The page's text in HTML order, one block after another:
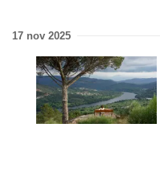
17 nov 2025